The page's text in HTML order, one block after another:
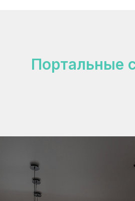
Портальные